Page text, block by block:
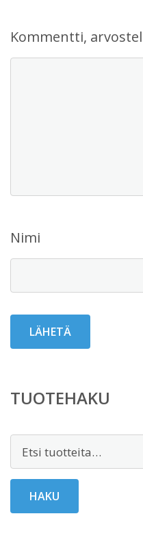
Kommentti,
Nimi
TUOTEHAKU
HAKU